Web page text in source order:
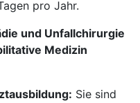
pro Jahr.
und Unfallchirurgie
Medizin
Sie sind